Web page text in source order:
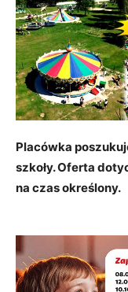
Placówka
szkoły. Oferta
na czas określony.